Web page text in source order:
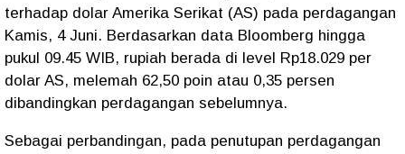
terhadap dolar Amerika Serikat (AS) pada perdagangan
Kamis, 4 Juni. Berdasarkan data Bloomberg hingga
pukul 09.45 WIB, rupiah berada di level Rp18.029 per
dolar AS, melemah 62,50 poin atau 0,35 persen
dibandingkan perdagangan sebelumnya.
Sebagai perbandingan, pada penutupan perdagangan